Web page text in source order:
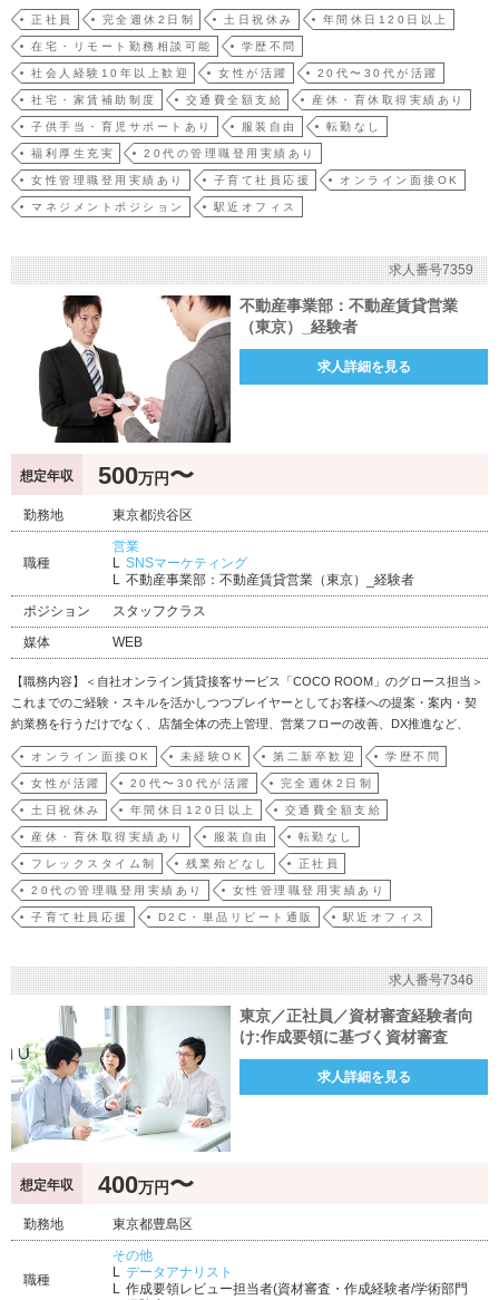
の企業価値向上と事業成長の実現を推進するポジションです。 【募集背景】今後の成
長戦略の柱の一つとして連続的なM&Aの実行を掲げており、その成長戦略の実現を担
い、M&Aのソー…
正社員 完全週休2日制 土日祝休み 年間休日120日以上
在宅・リモート勤務相談可能 学歴不問
社会人経験10年以上歓迎 女性が活躍 20代〜30代が活躍
社宅・家賃補助制度 交通費全額支給 産休・育休取得実績あり
子供手当・育児サポートあり 服装自由 転勤なし
福利厚生充実 20代の管理職登用実績あり
女性管理職登用実績あり 子育て社員応援 オンライン面接OK
マネジメントポジション 駅近オフィス
求人番号7359
不動産事業部：不動産賃貸営業
（東京）_経験者
求人詳細を見る
想定年収 500万円〜
勤務地 東京都渋谷区
職種
営業
SNSマーケティング
不動産事業部：不動産賃貸営業（東京）_経験者
ポジション
スタッフクラス
媒体
WEB
【職務内容】＜自社オンライン賃貸接客サービス「COCO ROOM」のグロース担当＞
これまでのご経験・スキルを活かしつつプレイヤーとしてお客様への提案・案内・契
約業務を行うだけでなく、店舗全体の売上管理、営業フローの改善、DX推進など、
「売れる仕組み」をつくることでサービス全体をグロースさせていく役割をお任せし
ます。▼反響100％の完全分業制で成約に特化した営業・お客様からの問い合わせ対応
およびニー…
オンライン面接OK 未経験OK 第二新卒歓迎 学歴不問
女性が活躍 20代〜30代が活躍 完全週休2日制
土日祝休み 年間休日120日以上 交通費全額支給
産休・育休取得実績あり 服装自由 転勤なし
フレックスタイム制 残業殆どなし 正社員
20代の管理職登用実績あり 女性管理職登用実績あり
子育て社員応援 D2C・単品リピート通販 駅近オフィス
求人番号7346
東京／正社員／資材審査経験者向
け:作成要領に基づく資材審査
求人詳細を見る
想定年収 400万円〜
勤務地 東京都豊島区
職種
その他
データアナリスト
作成要領レビュー担当者(資材審査・作成経験者/学術部門